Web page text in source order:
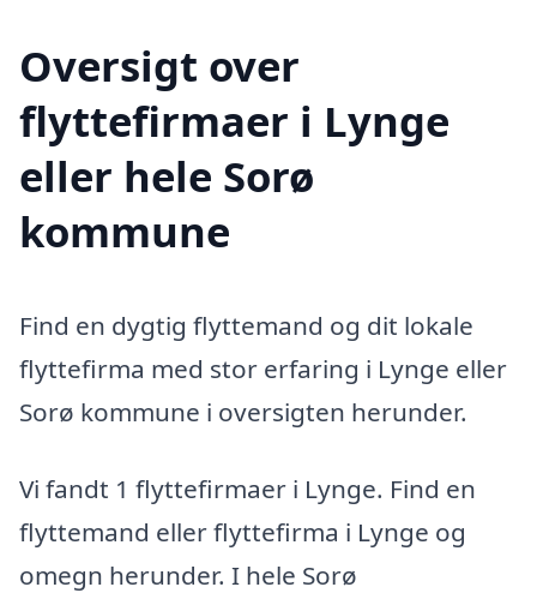
Oversigt over
flyttefirmaer i Lynge
eller hele Sorø
kommune
Find en dygtig flyttemand og dit lokale
flyttefirma med stor erfaring i Lynge eller
Sorø kommune i oversigten herunder.
Vi fandt 1 flyttefirmaer i Lynge. Find en
flyttemand eller flyttefirma i Lynge og
omegn herunder. I hele Sorø